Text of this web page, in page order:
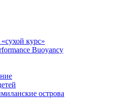
курс»
Buoyancy
острова